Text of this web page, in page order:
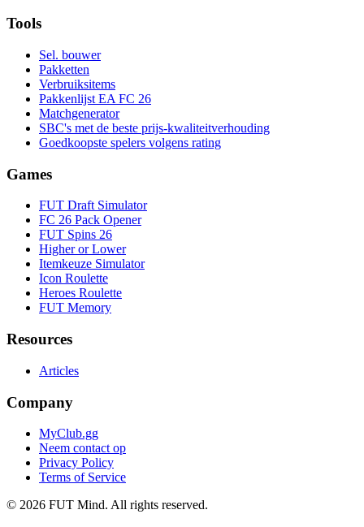
Tools
Sel. bouwer
Pakketten
Verbruiksitems
Pakkenlijst EA FC 26
Matchgenerator
SBC's met de beste prijs-kwaliteitverhouding
Goedkoopste spelers volgens rating
Games
FUT Draft Simulator
FC 26 Pack Opener
FUT Spins 26
Higher or Lower
Itemkeuze Simulator
Icon Roulette
Heroes Roulette
FUT Memory
Resources
Articles
Company
MyClub.gg
Neem contact op
Privacy Policy
Terms of Service
© 2026 FUT Mind. All rights reserved.